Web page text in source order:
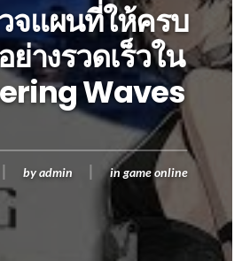
จแผนที่ให้ครบ
ย่างรวดเร็วใน
Waves
by admin in game online